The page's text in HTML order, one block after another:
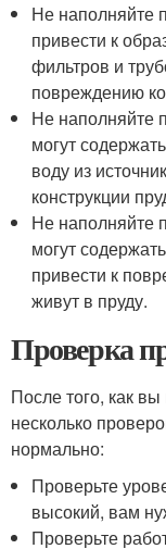
Не наполняйте
привести к
фильтров и
повреждению
Не наполняйте
могут
воду из
конструкции
Не наполняйте
могут
привести к
живут в пруду.
Проверка
После того, как
несколько
нормально:
Проверьте
высокий, вам
Проверьте